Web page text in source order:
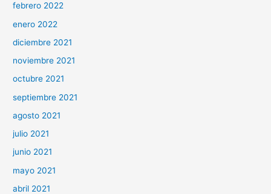
febrero 2022
enero 2022
diciembre 2021
noviembre 2021
octubre 2021
septiembre 2021
agosto 2021
julio 2021
junio 2021
mayo 2021
abril 2021